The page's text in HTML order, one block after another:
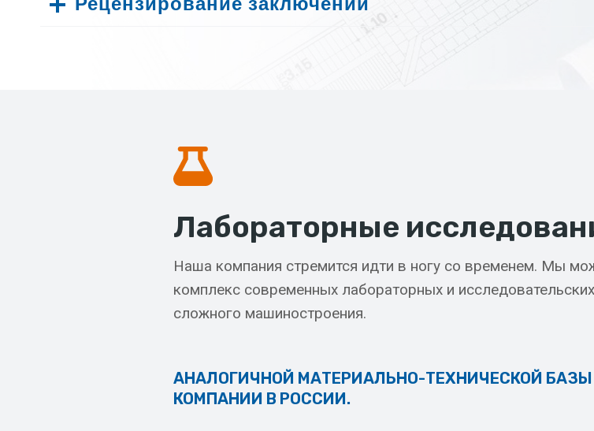
Лабораторные
Наша компания стремится идти в ногу со временем. Мы
комплекс современных лабораторных и
сложного машиностроения.
АНАЛОГИЧНОЙ МАТЕРИАЛЬНО-ТЕХНИЧЕСКОЙ БАЗЫ
КОМПАНИИ В РОССИИ.